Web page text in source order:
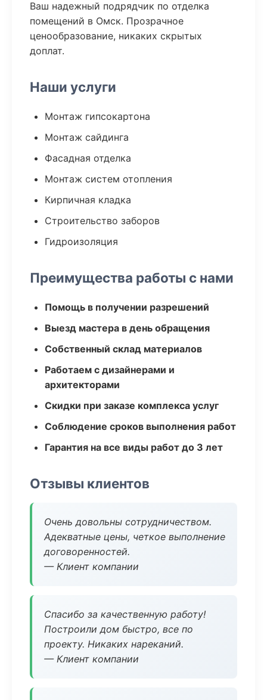
Ваш надежный подрядчик по отделка
помещений в Омск. Прозрачное
ценообразование, никаких скрытых
доплат.
Наши услуги
Монтаж гипсокартона
Монтаж сайдинга
Фасадная отделка
Монтаж систем отопления
Кирпичная кладка
Строительство заборов
Гидроизоляция
Преимущества работы с нами
Помощь в получении разрешений
Выезд мастера в день обращения
Собственный склад материалов
Работаем с дизайнерами и
архитекторами
Скидки при заказе комплекса услуг
Соблюдение сроков выполнения работ
Гарантия на все виды работ до 3 лет
Отзывы клиентов
Очень довольны сотрудничеством.
Адекватные цены, четкое выполнение
договоренностей.
— Клиент компании
Спасибо за качественную работу!
Построили дом быстро, все по
проекту. Никаких нареканий.
— Клиент компании